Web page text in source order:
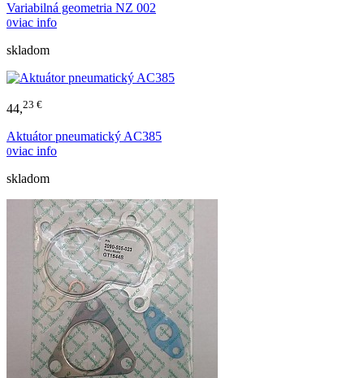
Variabilná geometria NZ 002
0viac info
skladom
44,23 €
Aktuátor pneumatický AC385
0viac info
skladom